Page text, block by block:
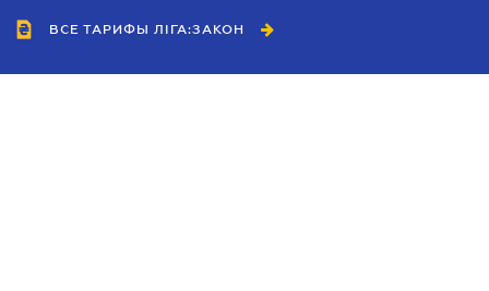
ВСЕ ТАРИФЫ ЛІГА:ЗАКОН